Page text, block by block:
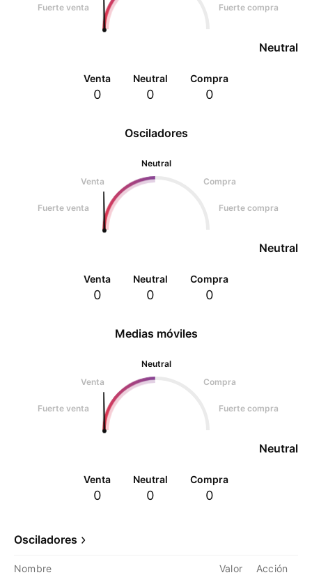
Osciladores
Neutral
Venta
Compra
Fuerte venta Fuerte compra
Neutral
Venta
0
Neutral
0
Compra
0
Fuerte venta Fuerte compra
Neutral
Venta
0
Neutral
0
Compra
0
Medias móviles
Neutral
Venta
Compra
Fuerte venta Fuerte compra
Neutral
Venta
0
Neutral
0
Compra
0
Osciladores
Nombre Valor Acción